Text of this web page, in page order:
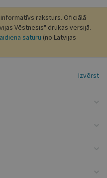
raksturs. Oficiālā
Vēstnesis" drukas versijā.
saturu (no Latvijas
Izvērst